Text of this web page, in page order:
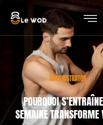
ADMINISTRATOR /
POURQUOI
SEMAINE